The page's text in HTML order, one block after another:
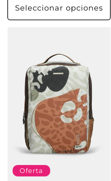
Seleccionar opciones
Oferta